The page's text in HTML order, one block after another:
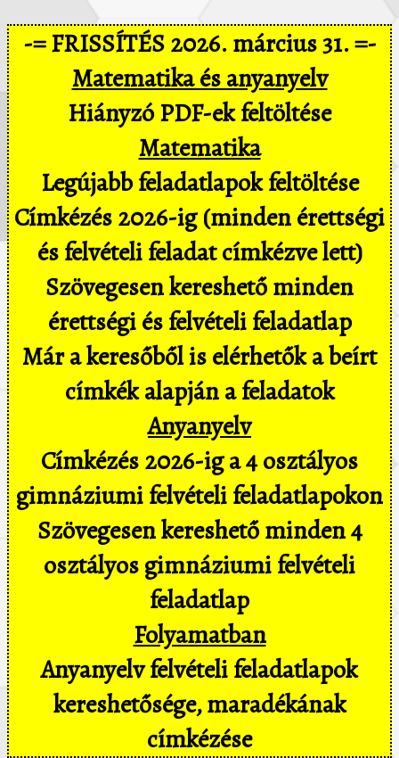
-= FRISSÍTÉS 2026. március 31. =-
Matematika és anyanyelv
Hiányzó PDF-ek feltöltése
Matematika
Legújabb feladatlapok feltöltése
Címkézés 2026-ig (minden érettségi
és felvételi feladat címkézve lett)
Szövegesen kereshető minden
érettségi és felvételi feladatlap
Már a keresőből is elérhetők a beírt
címkék alapján a feladatok
Anyanyelv
Címkézés 2026-ig a 4 osztályos
gimnáziumi felvételi feladatlapokon
Szövegesen kereshető minden 4
osztályos gimnáziumi felvételi
feladatlap
Folyamatban
Anyanyelv felvételi feladatlapok
kereshetősége, maradékának
címkézése